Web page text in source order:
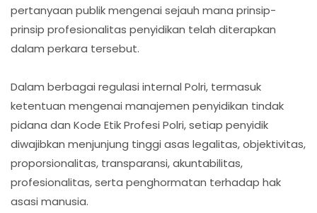
pertanyaan publik mengenai sejauh mana prinsip-
prinsip profesionalitas penyidikan telah diterapkan
dalam perkara tersebut.
Dalam berbagai regulasi internal Polri, termasuk
ketentuan mengenai manajemen penyidikan tindak
pidana dan Kode Etik Profesi Polri, setiap penyidik
diwajibkan menjunjung tinggi asas legalitas, objektivitas,
proporsionalitas, transparansi, akuntabilitas,
profesionalitas, serta penghormatan terhadap hak
asasi manusia.